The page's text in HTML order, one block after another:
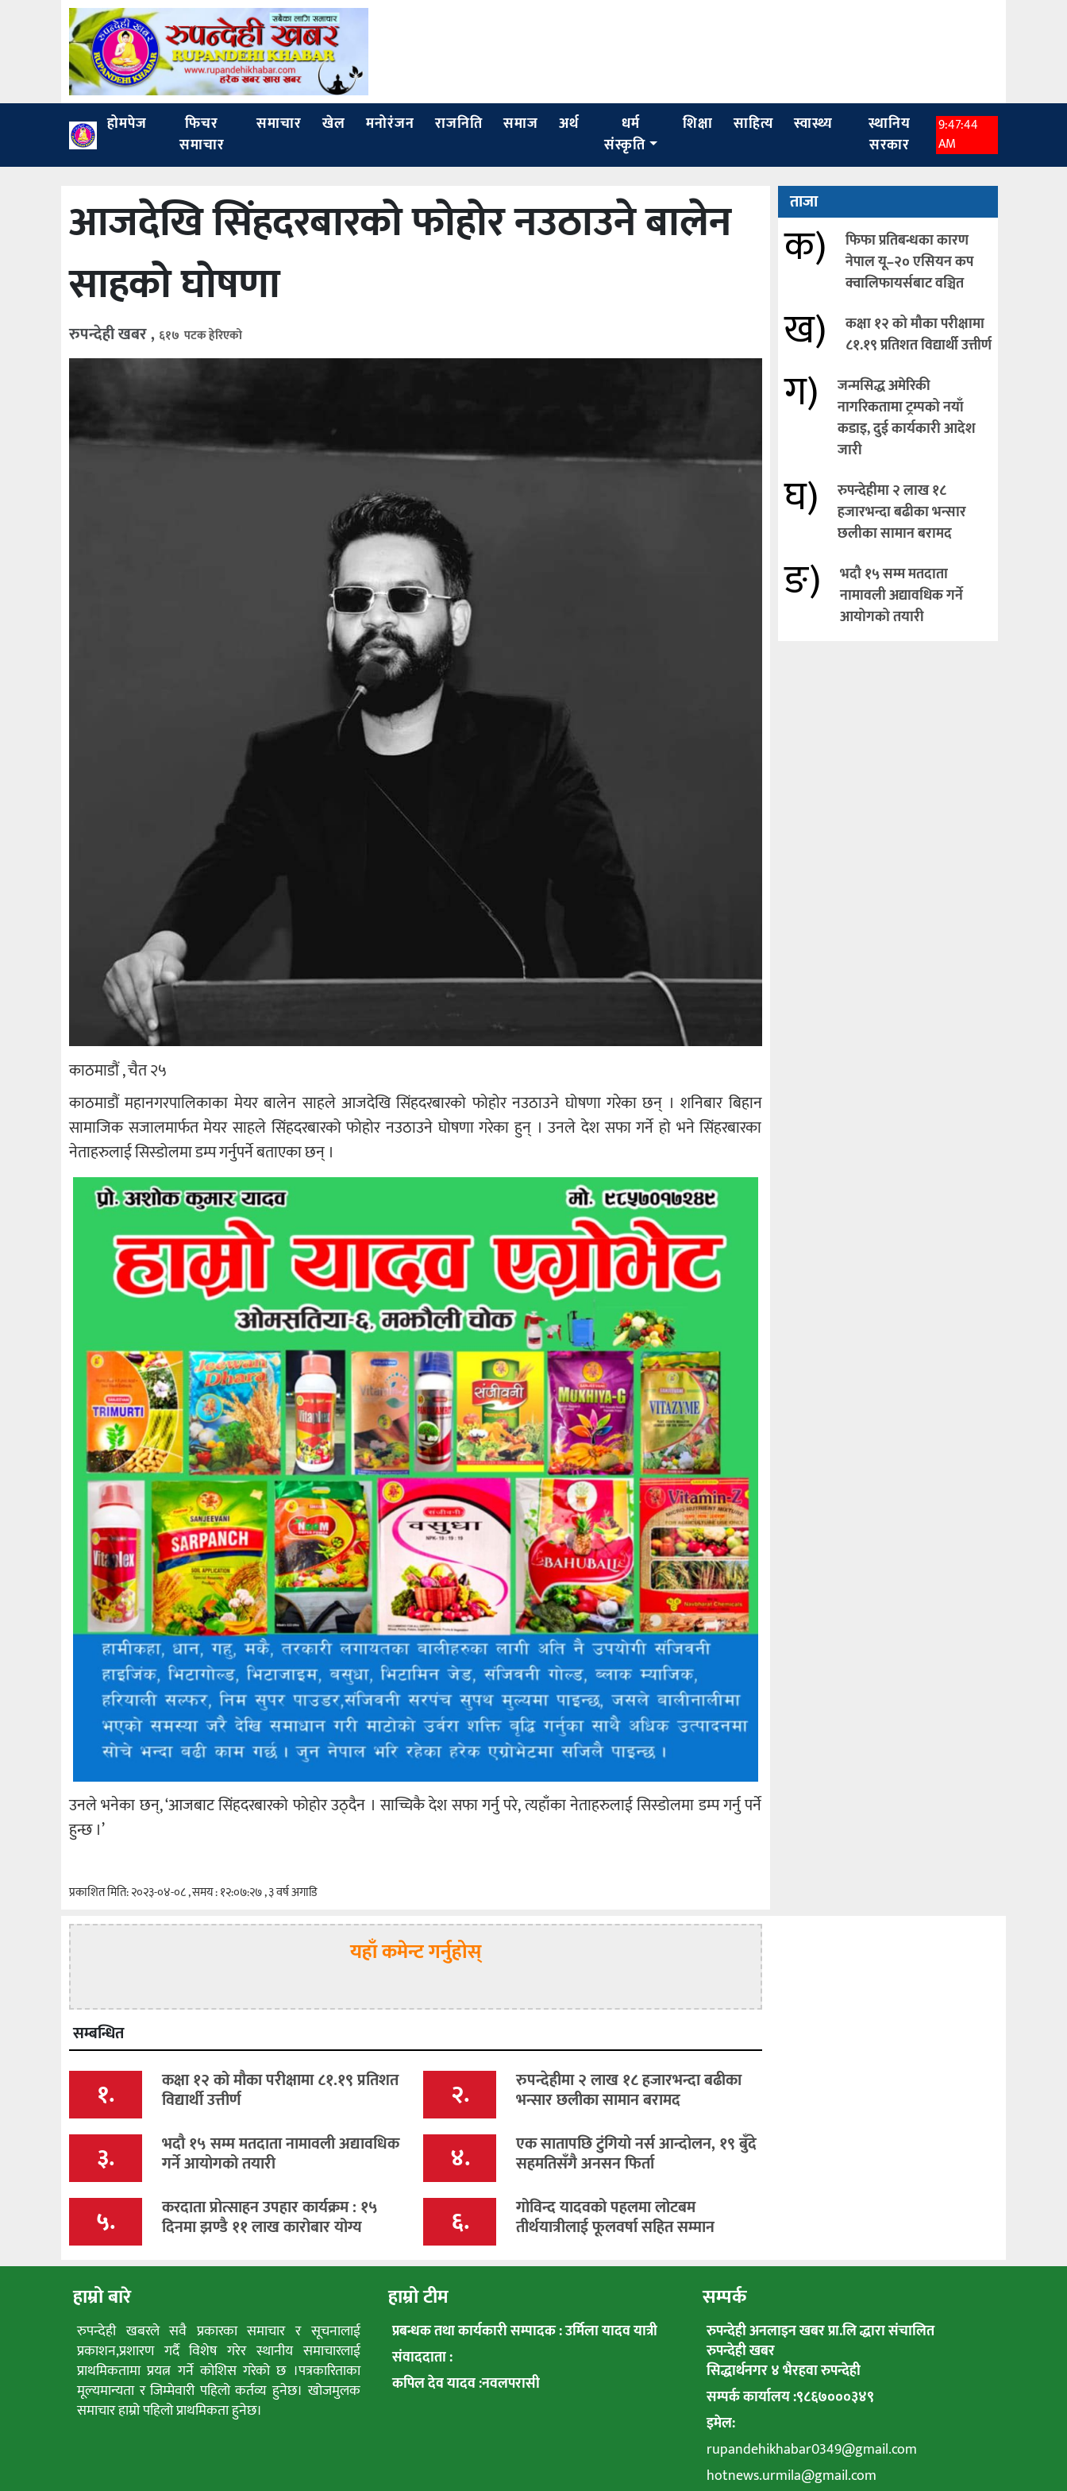
होमपेज
फिचर
समाचार
समाचार खेल मनोरंजन राजनिति समाज अर्थ
धर्म
संस्कृति
शिक्षा साहित्य स्वास्थ्य
स्थानिय
सरकार
9:47:45
AM
आजदेखि सिंहदरबारको फोहोर नउठाउने बालेन
साहको घोषणा
रुपन्देही खबर , ६१७ पटक हेरिएको
काठमाडौं , चैत २५
काठमाडौं महानगरपालिकाका मेयर बालेन साहले आजदेखि सिंहदरबारको फोहोर नउठाउने घोषणा गरेका छन् । शनिबार बिहान
सामाजिक सजालमार्फत मेयर साहले सिंहदरबारको फोहोर नउठाउने घोषणा गरेका हुन् । उनले देश सफा गर्ने हो भने सिंहरबारका
नेताहरुलाई सिस्डोलमा डम्प गर्नुपर्ने बताएका छन् ।
उनले भनेका छन्, ‘आजबाट सिंहदरबारको फोहोर उठ्दैन । साच्चिकै देश सफा गर्नु परे, त्यहाँका नेताहरुलाई सिस्डोलमा डम्प गर्नु पर्ने
हुन्छ ।’
प्रकाशित मिति: २०२३-०४-०८ , समय : १२:०७:२७ , ३ वर्ष अगाडि
ताजा
क)
फिफा प्रतिबन्धका कारण
नेपाल यू–२० एसियन कप
क्वालिफायर्सबाट वञ्चित
ख)
कक्षा १२ को मौका परीक्षामा
८१.१९ प्रतिशत विद्यार्थी उत्तीर्ण
ग)
जन्मसिद्ध अमेरिकी
नागरिकतामा ट्रम्पको नयाँ
कडाइ, दुई कार्यकारी आदेश
जारी
घ)
रुपन्देहीमा २ लाख १८
हजारभन्दा बढीका भन्सार
छलीका सामान बरामद
ङ)
भदौ १५ सम्म मतदाता
नामावली अद्यावधिक गर्ने
आयोगको तयारी
यहाँ कमेन्ट गर्नुहोस्
सम्बन्धित
१. कक्षा १२ को मौका परीक्षामा ८१.१९ प्रतिशत
विद्यार्थी उत्तीर्ण २. रुपन्देहीमा २ लाख १८ हजारभन्दा बढीका
भन्सार छलीका सामान बरामद
३. भदौ १५ सम्म मतदाता नामावली अद्यावधिक
गर्ने आयोगको तयारी ४. एक सातापछि टुंगियो नर्स आन्दोलन, १९ बुँदे
सहमतिसँगै अनसन फिर्ता
५. करदाता प्रोत्साहन उपहार कार्यक्रम : १५
दिनमा झण्डै ११ लाख कारोबार योग्य ६. गोविन्द यादवको पहलमा लोटबम
तीर्थयात्रीलाई फूलवर्षा सहित सम्मान
हाम्रो बारे
रुपन्देही खबरले सवै प्रकारका समाचार र सूचनालाई
प्रकाशन,प्रशारण गर्दै विशेष गरेर स्थानीय समाचारलाई
प्राथमिकतामा प्रयत्न गर्ने कोशिस गरेको छ ।पत्रकारिताका
मूल्यमान्यता र जिम्मेवारी पहिलो कर्तव्य हुनेछ। खोजमुलक
समाचार हाम्रो पहिलो प्राथमिकता हुनेछ।
हाम्रो टीम
प्रबन्धक तथा कार्यकारी सम्पादक : उर्मिला यादव यात्री
संवाददाता :
कपिल देव यादव :नवलपरासी
सम्पर्क
रुपन्देही अनलाइन खबर प्रा.लि द्धारा संचालित
रुपन्देही खबर
सिद्धार्थनगर ४ भैरहवा रुपन्देही
सम्पर्क कार्यालय :९८६७०००३४९
इमेल:
rupandehikhabar0349@gmail.com
hotnews.urmila@gmail.com